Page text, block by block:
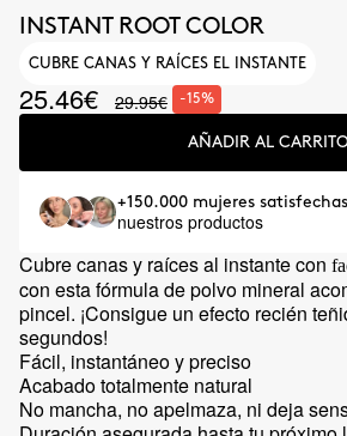
INSTANT ROOT COLOR
CUBRE CANAS Y RAÍCES EL INSTANTE
25.46€ 29.95€ -15%
AÑADIR AL
+150.000 mujeres satisfechas
nuestros productos
Cubre canas y raíces al instante con
con esta fórmula de polvo mineral
pincel. ¡Consigue un efecto recién
segundos!
Fácil, instantáneo y preciso
Acabado totalmente natural
No mancha, no apelmaza, ni deja